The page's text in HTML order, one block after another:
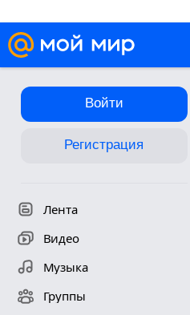
Войти
Регистрация
Лента
Видео
Музыка
Группы